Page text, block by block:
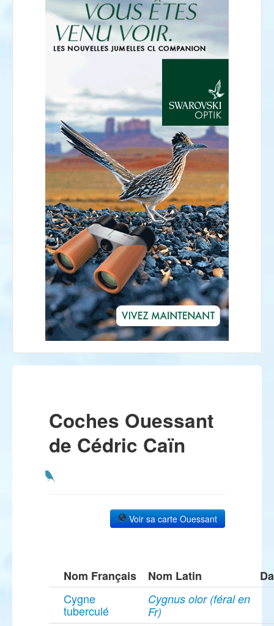
Coches Ouessant
de Cédric Caïn
Voir sa carte Ouessant
Nom Français Nom Latin
Cygne
tuberculé
Cygnus olor (féral en
Fr)